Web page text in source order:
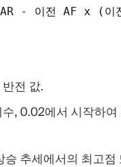
전 값.
, 0.02에서 시작하
추세에서의 최고점